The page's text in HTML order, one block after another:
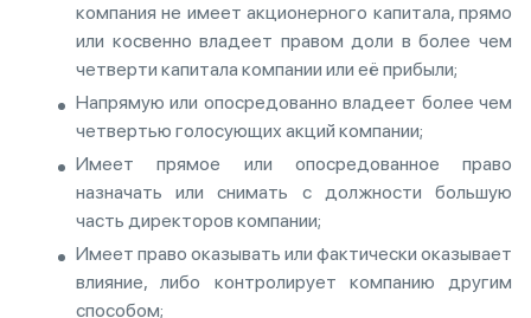
компания не имеет акционерного капитала, прямо
или косвенно владеет правом доли в более чем
четверти капитала компании или её прибыли;
Напрямую или опосредованно владеет более чем
четвертью голосующих акций компании;
Имеет прямое или опосредованное право
назначать или снимать с должности большую
часть директоров компании;
Имеет право оказывать или фактически оказывает
влияние, либо контролирует компанию другим
способом;